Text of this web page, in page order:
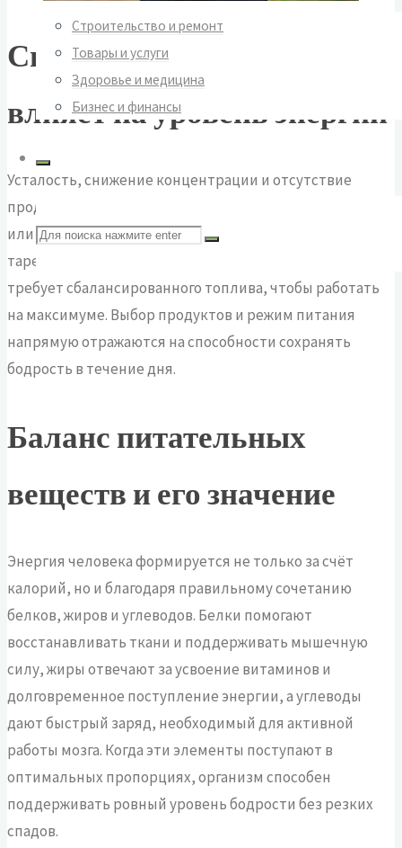
Строительство и ремонт
Товары и услуги
Здоровье и медицина
Бизнес и финансы
Поиск
по:
Сила в тарелке: как еда
влияет на уровень энергии
Усталость, снижение концентрации и отсутствие
продуктивности часто связаны не только с недосыпом
или стрессом, но и с тем, что мы кладём себе на
тарелку. Организм — сложная система, которая
требует сбалансированного топлива, чтобы работать
на максимуме. Выбор продуктов и режим питания
напрямую отражаются на способности сохранять
бодрость в течение дня.
Баланс питательных
веществ и его значение
Энергия человека формируется не только за счёт
калорий, но и благодаря правильному сочетанию
белков, жиров и углеводов. Белки помогают
восстанавливать ткани и поддерживать мышечную
силу, жиры отвечают за усвоение витаминов и
долговременное поступление энергии, а углеводы
дают быстрый заряд, необходимый для активной
работы мозга. Когда эти элементы поступают в
оптимальных пропорциях, организм способен
поддерживать ровный уровень бодрости без резких
спадов.